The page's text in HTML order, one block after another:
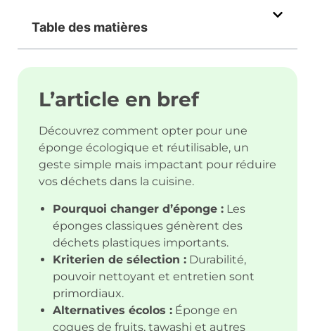
Table des matières
L’article en bref
Découvrez comment opter pour une
éponge écologique et réutilisable, un
geste simple mais impactant pour réduire
vos déchets dans la cuisine.
Pourquoi changer d’éponge : Les
éponges classiques génèrent des
déchets plastiques importants.
Kriterien de sélection : Durabilité,
pouvoir nettoyant et entretien sont
primordiaux.
Alternatives écolos : Éponge en
coques de fruits, tawashi et autres